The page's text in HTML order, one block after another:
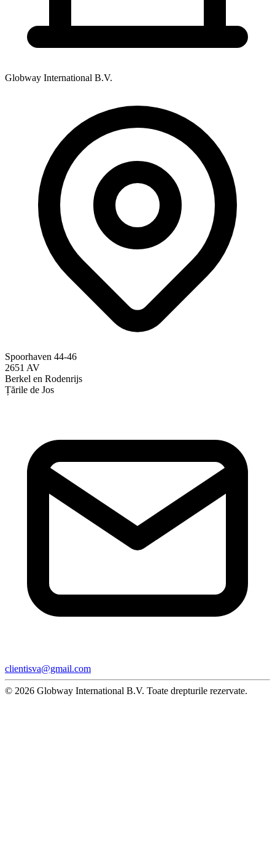
Globway International B.V.
Spoorhaven 44-46
2651 AV
Berkel en Rodenrijs
Țările de Jos
clientisva@gmail.com
© 2026 Globway International B.V. Toate drepturile rezervate.